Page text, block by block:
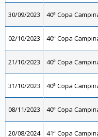
30/09/2023 40ª Copa
02/10/2023 40ª Copa
21/10/2023 40ª Copa
31/10/2023 40ª Copa
08/11/2023 40ª Copa
20/08/2024 41ª Copa